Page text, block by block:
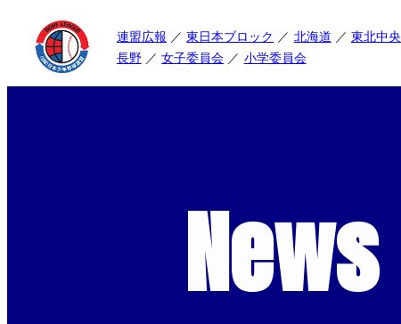
連盟広報 東日本ブロック 北海道 東北中央
長野
女子委員会 小学委員会
News